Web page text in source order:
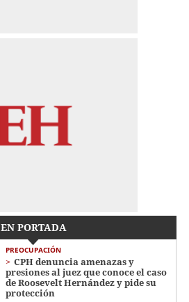
EN PORTADA
PREOCUPACIÓN
CPH denuncia amenazas y
presiones al juez que conoce el caso
de Roosevelt Hernández y pide su
protección